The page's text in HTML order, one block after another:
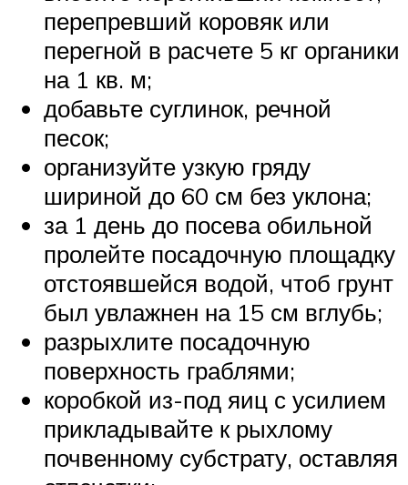
перепревший коровяк или
перегной в расчете 5 кг органики
на 1 кв. м;
добавьте суглинок, речной
песок;
организуйте узкую гряду
шириной до 60 см без уклона;
за 1 день до посева обильной
пролейте посадочную площадку
отстоявшейся водой, чтоб грунт
был увлажнен на 15 см вглубь;
разрыхлите посадочную
поверхность граблями;
коробкой из-под яиц с усилием
прикладывайте к рыхлому
почвенному субстрату, оставляя